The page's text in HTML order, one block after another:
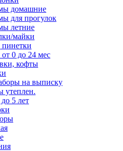
домашние
для прогулок
летние
майки
0 до 24 мес
кофты
на выписку
утеплен.
5 лет